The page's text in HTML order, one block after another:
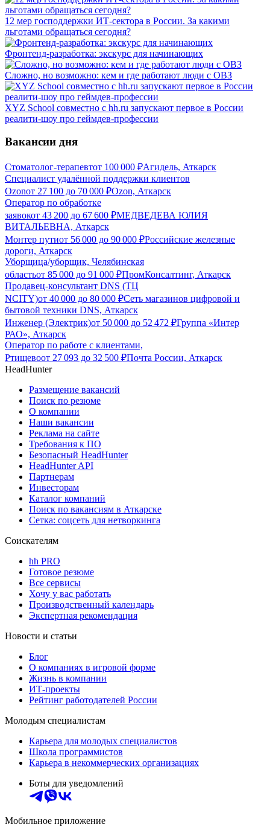
12 мер господдержки ИТ-сектора в России. За какими
льготами обращаться сегодня?
Фронтенд-разработка: экскурс для начинающих
Сложно, но возможно: кем и где работают люди с ОВЗ
XYZ School совместно с hh.ru запускают первое в России
реалити-шоу про геймдев-профессии
Вакансии дня
Стоматолог-терапевтот 100 000 ₽Агидель, Аткарск
Специалист удалённой поддержки клиентов
Ozonот 27 100 до 70 000 ₽Ozon, Аткарск
Оператор по обработке
заявокот 43 200 до 67 600 ₽МЕДВЕДЕВА ЮЛИЯ
ВИТАЛЬЕВНА, Аткарск
Монтер путиот 56 000 до 90 000 ₽Российские железные
дороги, Аткарск
Уборщица/уборщик, Челябинская
областьот 85 000 до 91 000 ₽ПромКонсалтинг, Аткарск
Продавец-консультант DNS (ТЦ
NCITY)от 40 000 до 80 000 ₽Сеть магазинов цифровой и
бытовой техники DNS, Аткарск
Инженер (Электрик)от 50 000 до 52 472 ₽Группа «Интер
РАО», Аткарск
Оператор по работе с клиентами,
Ртищевоот 27 093 до 32 500 ₽Почта России, Аткарск
HeadHunter
Размещение вакансий
Поиск по резюме
О компании
Наши вакансии
Реклама на сайте
Требования к ПО
Безопасный HeadHunter
HeadHunter API
Партнерам
Инвесторам
Каталог компаний
Поиск по вакансиям в Аткарске
Сетка: соцсеть для нетворкинга
Соискателям
hh PRO
Готовое резюме
Все сервисы
Хочу у вас работать
Производственный календарь
Экспертная рекомендация
Новости и статьи
Блог
О компаниях в игровой форме
Жизнь в компании
ИТ-проекты
Рейтинг работодателей России
Молодым специалистам
Карьера для молодых специалистов
Школа программистов
Карьера в некоммерческих организациях
Боты для уведомлений
Мобильное приложение